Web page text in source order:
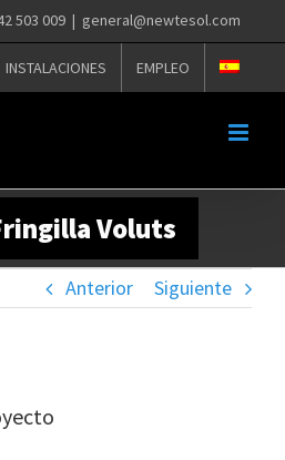
503 009 | general@newtesol.com
INSTALACIONES EMPLEO
Voluts
Anterior Siguiente